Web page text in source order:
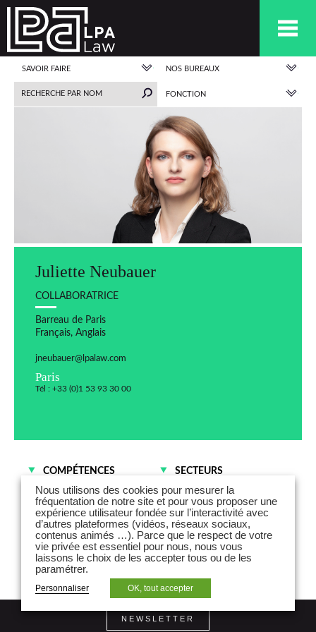
SAVOIR FAIRE NOS BUREAUX
FONCTION
Juliette Neubauer
COLLABORATRICE
Barreau de Paris
Français, Anglais
jneubauer@lpalaw.com
Paris
Tél : +33 (0)1 53 93 30 00
COMPÉTENCES
Contentieux des affaires
SECTEURS
Commerce et
Distribution
Institutions financières
Industries
NEWSLETTER
Nous utilisons des cookies pour mesurer la
fréquentation de notre site et pour vous proposer une
expérience utilisateur fondée sur l’interactivité avec
d’autres plateformes (vidéos, réseaux sociaux,
contenus animés …). Parce que le respect de votre
vie privée est essentiel pour nous, nous vous
laissons le choix de les accepter tous ou de les
paramétrer.
Personnaliser OK, tout accepter